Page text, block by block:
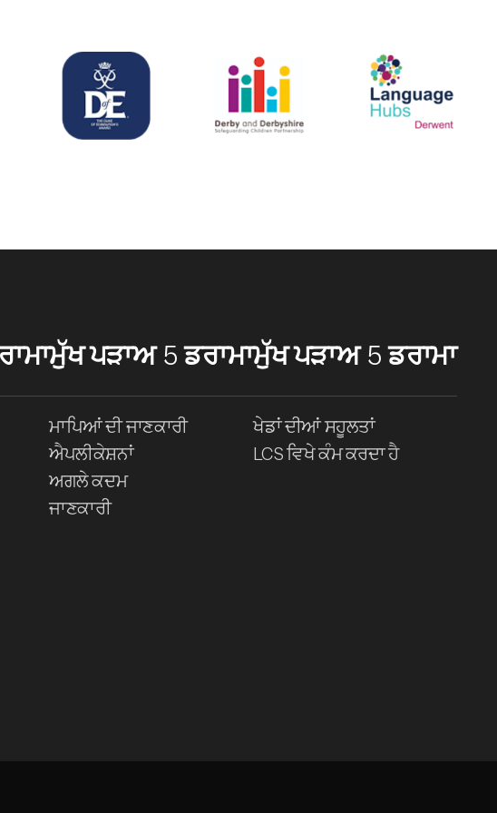
ਮੁੱਖ ਪੜਾਅ 5 ਡਰਾਮਾ
ਮਾਪਿਆਂ ਦੀ ਜਾਣਕਾਰੀ
ਐਪਲੀਕੇਸ਼ਨਾਂ
ਅਗਲੇ ਕਦਮ
ਜਾਣਕਾਰੀ
ਮੁੱਖ ਪੜਾਅ 5 ਡਰਾਮਾ
ਖੇਡਾਂ ਦੀਆਂ ਸਹੂਲਤਾਂ
LCS ਵਿਖੇ ਕੰਮ ਕਰਦਾ ਹੈ